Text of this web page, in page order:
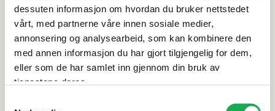
dessuten informasjon om hvordan du bruker nettstedet
vårt, med partnerne våre innen sosiale medier,
annonsering og analysearbeid, som kan kombinere den
med annen informasjon du har gjort tilgjengelig for dem,
eller som de har samlet inn gjennom din bruk av
tjenestene deres.
Rengjøring og vedlikehold
Leveringsinformasjon
Alternative produkter